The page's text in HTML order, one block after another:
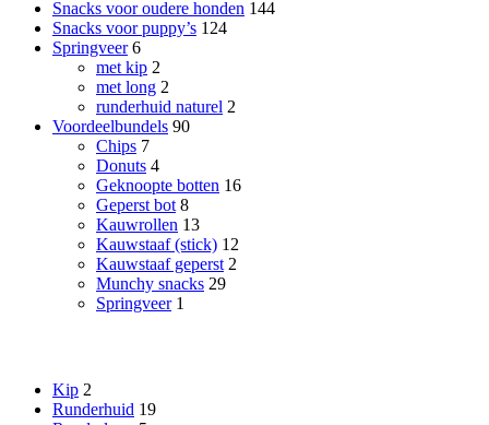
Snacks voor oudere honden 144
Snacks voor puppy’s 124
Springveer 6
met kip 2
met long 2
runderhuid naturel 2
Voordeelbundels 90
Chips 7
Donuts 4
Geknoopte botten 16
Geperst bot 8
Kauwrollen 13
Kauwstaaf (stick) 12
Kauwstaaf geperst 2
Munchy snacks 29
Springveer 1
Kip 2
Runderhuid 19